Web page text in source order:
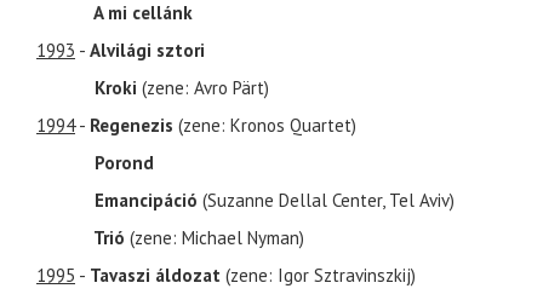
A mi cellánk
1993 - Alvilági sztori
Kroki (zene: Avro Pärt)
1994- Regenezis (zene: Kronos Quartet)
Porond
Emancipáció (Suzanne Dellal Center, Tel Aviv)
Trió (zene: Michael Nyman)
1995 - Tavaszi áldozat (zene: Igor Sztravinszkij)